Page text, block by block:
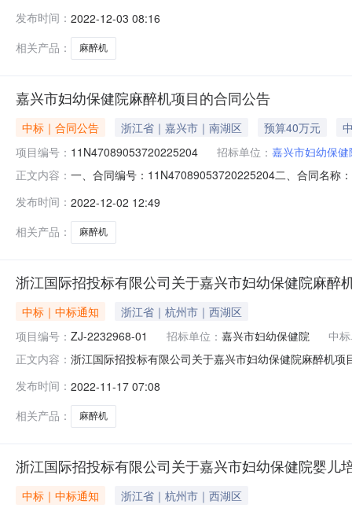
市南湖区大桥镇亚太路906号（中科院三期）17号楼
发布时间： 2022-12-03 08:16
相关产品：
麻醉机
嘉兴市妇幼保健院麻醉机项目的合同公告
中标｜合同公告 浙江省｜嘉兴市｜南湖区 预算40万元
项目编号： 11N47089053720225204 招标单位： 嘉兴市妇幼保
正文内容： 一、合同编号：11N47089053720225204二、合同名称
市南湖区大桥镇亚太路906号（中科院三期）17号楼
发布时间： 2022-12-02 12:49
相关产品：
麻醉机
浙江国际招投标有限公司关于嘉兴市妇幼保健院麻醉
中标｜中标通知
浙江省｜杭州市｜西湖区
项目编号： ZJ-2232968-01 招标单位： 嘉兴市妇幼保健院
中
正文内容： 浙江国际招投标有限公司关于嘉兴市妇幼保健院麻醉机
号楼216-2室2.废标结果:序号标项名称废标理由其他事项
发布时间： 2022-11-17 07:08
相关产品：
麻醉机
浙江国际招投标有限公司关于嘉兴市妇幼保健院婴儿
中标｜中标通知
浙江省｜杭州市｜西湖区